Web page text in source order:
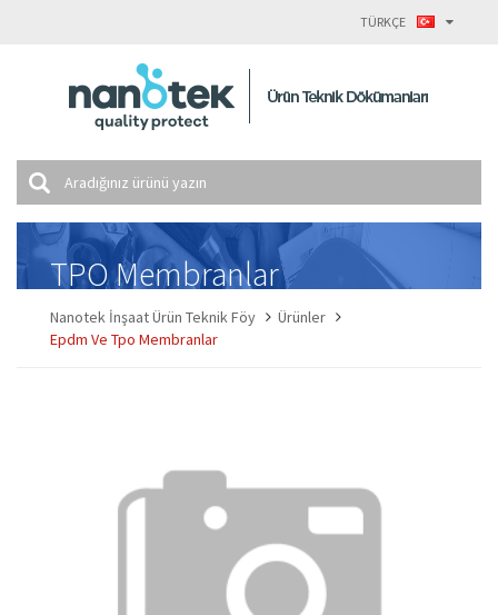
TÜRKÇE
TPO Membranlar
Nanotek İnşaat Ürün Teknik Föy
Ürünler
Epdm Ve Tpo Membranlar